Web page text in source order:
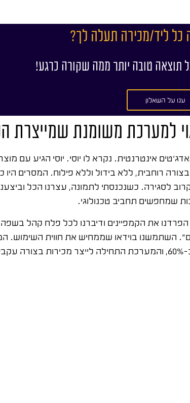
כל ליד/מכירה תעלה לך?
תוצאה טובה יותר ממה שקורה כרגע!
ענו על השאלון
למערכת משומנת שמייצרת
אינטרנטית. נקרא לו יוסי. יוסי הגיע עם
רוחבית, ללא בידול וללא פילוח. המסרים היו
שמחפשים תחביב טכנולוגי.
את הקמפיינים ודיברנו לכל פלח קהל
השתמשנו בוידאו שממחיש את חווית השימוש.
ואסטרטגיה הוכיח את עצמו מיד. עלות הליד צנחה ב-60%, והמערכת